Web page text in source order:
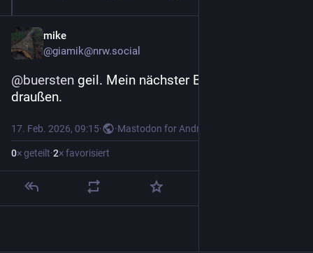
mike
@giamik@nrw.social
@buersten geil. Mein nächster Besen für
draußen.
17. Feb. 2026, 09:15· ·Mastodon for Android
0× geteilt·2× favorisiert